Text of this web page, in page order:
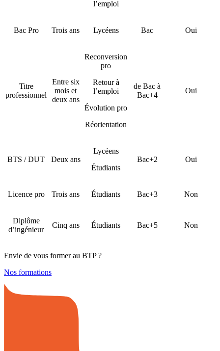
l’emploi
Bac Pro Trois ans Lycéens Bac Oui
Titre
professionnel
Entre six
mois et
deux ans
Reconversion
pro
Retour à
l’emploi
Évolution pro
Réorientation
de Bac à
Bac+4
Oui
BTS / DUT Deux ans
Lycéens
Étudiants
Bac+2 Oui
Licence pro Trois ans Étudiants Bac+3 Non
Diplôme
d’ingénieur
Cinq ans Étudiants Bac+5 Non
Envie de vous former au BTP ?
Nos formations